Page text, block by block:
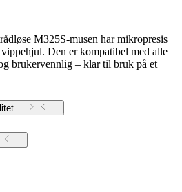
M325S-musen har mikropresis
Den er kompatibel med alle
brukervennlig – klar til bruk på et